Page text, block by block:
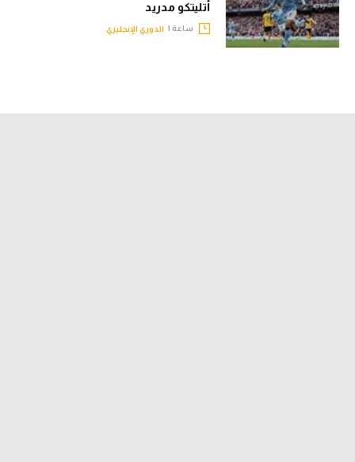
أتليتكو مدريد
ساعة | الدوري الإنجليزي